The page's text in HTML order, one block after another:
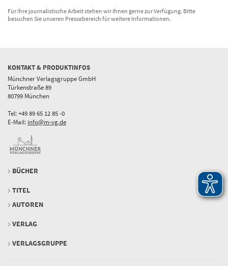
Für Ihre journalistische Arbeit stehen wir Ihnen gerne zur Verfügung. Bitte
besuchen Sie unseren Pressebereich für weitere Informationen.
KONTAKT & PRODUKTINFOS
Münchner Verlagsgruppe GmbH
Türkenstraße 89
80799 München
Tel: +49 89 65 12 85 -0
E-Mail: info@m-vg.de
BÜCHER
TITEL
AUTOREN
VERLAG
VERLAGSGRUPPE